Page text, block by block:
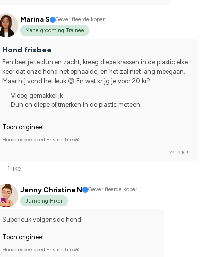
Marina S
Geverifieerde koper
Mane grooming Trainee
Hond frisbee
Een beetje te dun en zacht, kreeg diepe krassen in de plastic elke
keer dat onze hond het ophaalde, en het zal niet lang meegaan.
Maar hij vond het leuk 😊 En wat krijg je voor 20 kr?
Vloog gemakkelijk
Dun en diepe bijtmerken in de plastic meteen.
Toon origineel
Hondenspeelgoed Frisbee traxx®
vorig jaar
1 like
Jenny Christina N
Geverifieerde koper
Jumping Hiker
Superleuk volgens de hond!
Toon origineel
Hondenspeelgoed Frisbee traxx®